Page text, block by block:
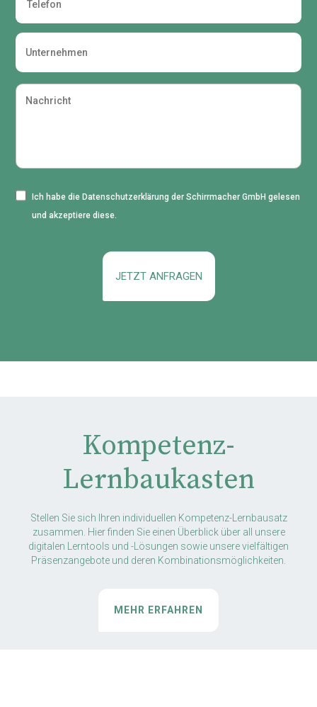
Unternehmen
(wenn
Nachricht
Einwilligung
Ich habe dieDatenschutzerklärung der Schirrmacher GmbH gelesen
und akzeptiere diese.
Kompetenz-
Lernbaukasten
Stellen Sie sich Ihren individuellen Kompetenz-Lernbausatz
zusammen. Hier finden Sie einen Überblick über all unsere
digitalen Lerntools und -Lösungen sowie unsere vielfältigen
Präsenzangebote und deren Kombinationsmöglichkeiten.
MEHR ERFAHREN